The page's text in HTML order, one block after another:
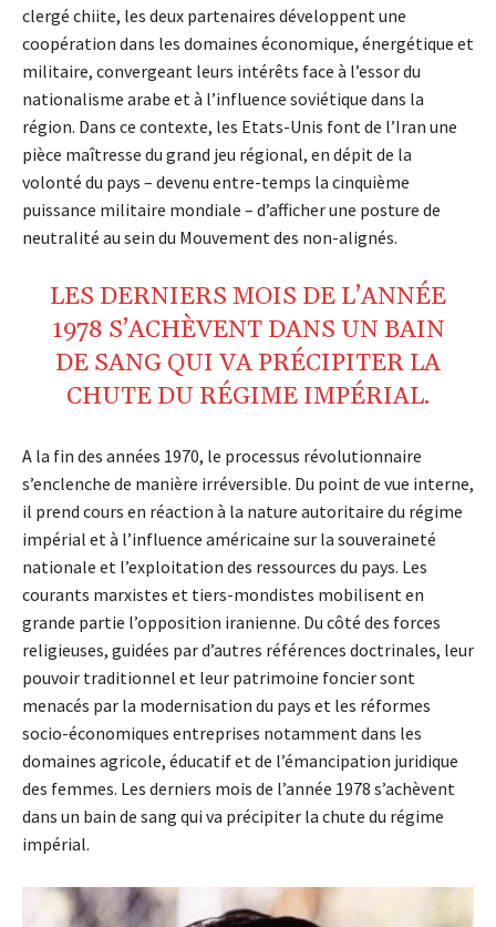
clergé chiite, les deux partenaires développent une
coopération dans les domaines économique, énergétique et
militaire, convergeant leurs intérêts face à l’essor du
nationalisme arabe et à l’influence soviétique dans la
région. Dans ce contexte, les Etats-Unis font de l’Iran une
pièce maîtresse du grand jeu régional, en dépit de la
volonté du pays – devenu entre-temps la cinquième
puissance militaire mondiale – d’afficher une posture de
neutralité au sein du Mouvement des non-alignés.
LES DERNIERS MOIS DE L’ANNÉE
1978 S’ACHÈVENT DANS UN BAIN
DE SANG QUI VA PRÉCIPITER LA
CHUTE DU RÉGIME IMPÉRIAL.
A la fin des années 1970, le processus révolutionnaire
s’enclenche de manière irréversible. Du point de vue interne,
il prend cours en réaction à la nature autoritaire du régime
impérial et à l’influence américaine sur la souveraineté
nationale et l’exploitation des ressources du pays. Les
courants marxistes et tiers-mondistes mobilisent en
grande partie l’opposition iranienne. Du côté des forces
religieuses, guidées par d’autres références doctrinales, leur
pouvoir traditionnel et leur patrimoine foncier sont
menacés par la modernisation du pays et les réformes
socio-économiques entreprises notamment dans les
domaines agricole, éducatif et de l’émancipation juridique
des femmes. Les derniers mois de l’année 1978 s’achèvent
dans un bain de sang qui va précipiter la chute du régime
impérial.